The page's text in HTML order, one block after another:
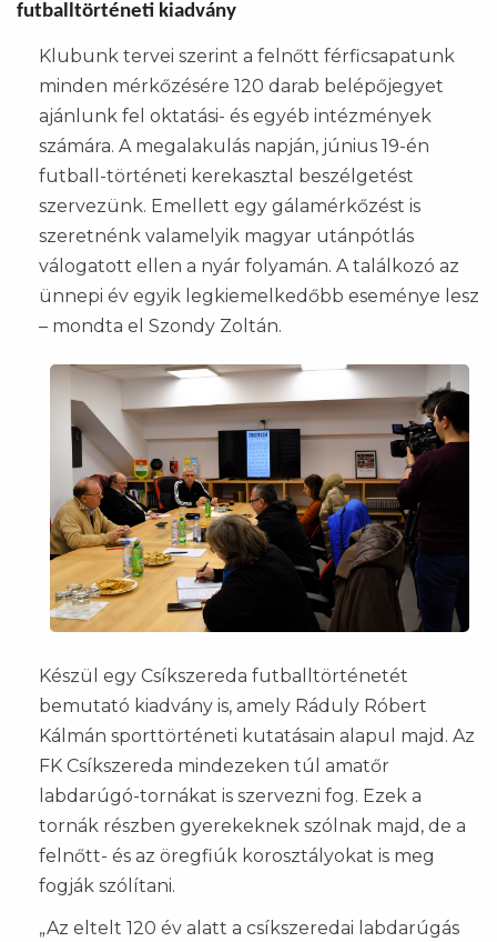
futballtörténeti kiadvány
Klubunk tervei szerint a felnőtt férficsapatunk
minden mérkőzésére 120 darab belépőjegyet
ajánlunk fel oktatási- és egyéb intézmények
számára. A megalakulás napján, június 19-én
futball-történeti kerekasztal beszélgetést
szervezünk. Emellett egy gálamérkőzést is
szeretnénk valamelyik magyar utánpótlás
válogatott ellen a nyár folyamán. A találkozó az
ünnepi év egyik legkiemelkedőbb eseménye lesz
– mondta el Szondy Zoltán.
Készül egy Csíkszereda futballtörténetét
bemutató kiadvány is, amely Ráduly Róbert
Kálmán sporttörténeti kutatásain alapul majd. Az
FK Csíkszereda mindezeken túl amatőr
labdarúgó-tornákat is szervezni fog. Ezek a
tornák részben gyerekeknek szólnak majd, de a
felnőtt- és az öregfiúk korosztályokat is meg
fogják szólítani.
„Az eltelt 120 év alatt a csíkszeredai labdarúgás